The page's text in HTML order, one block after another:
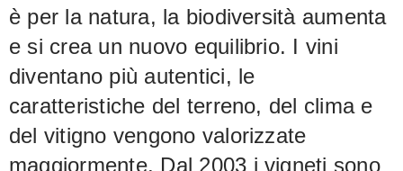
è per la natura, la biodiversità aumenta
e si crea un nuovo equilibrio. I vini
diventano più autentici, le
caratteristiche del terreno, del clima e
del vitigno vengono valorizzate
maggiormente. Dal 2003 i vigneti sono